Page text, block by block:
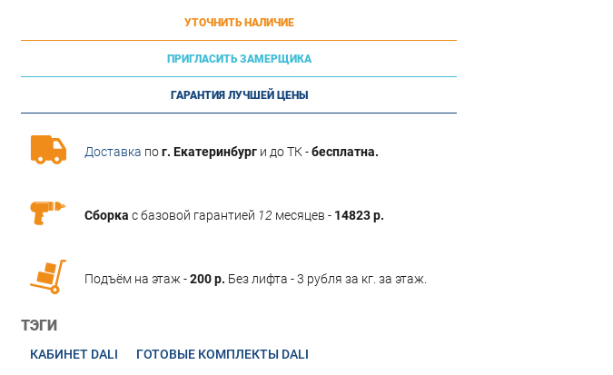
УТОЧНИТЬ НАЛИЧИЕ
ПРИГЛАСИТЬ ЗАМЕРЩИКА
ГАРАНТИЯ ЛУЧШЕЙ ЦЕНЫ
Доставка пог. Екатеринбург и до ТК -бесплатна.
Сборка с базовой гарантией 12 месяцев - 14823 р.
Подъём на этаж -200 р. Без лифта - 3 рубля за кг. за этаж.
ТЭГИ
КАБИНЕТ DALI ГОТОВЫЕ КОМПЛЕКТЫ DALI